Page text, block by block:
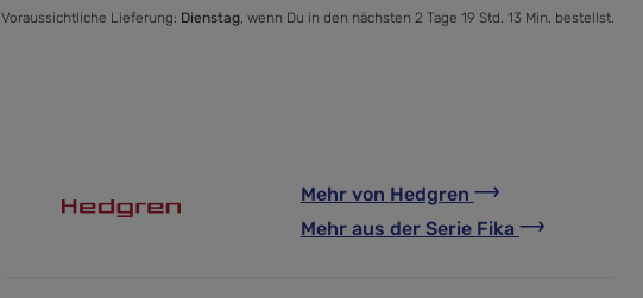
Voraussichtliche Lieferung: Dienstag , wenn Du in den nächsten 2 Tage 19 Std. 13 Min. bestellst.
Mehr von Hedgren
Mehr aus der Serie Fika